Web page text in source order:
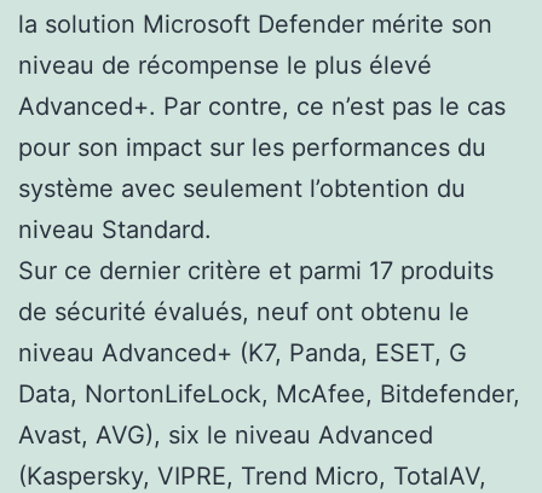
la solution Microsoft Defender mérite son
niveau de récompense le plus élevé
Advanced+. Par contre, ce n’est pas le cas
pour son impact sur les performances du
système avec seulement l’obtention du
niveau Standard.
Sur ce dernier critère et parmi 17 produits
de sécurité évalués, neuf ont obtenu le
niveau Advanced+ (K7, Panda, ESET, G
Data, NortonLifeLock, McAfee, Bitdefender,
Avast, AVG), six le niveau Advanced
(Kaspersky, VIPRE, Trend Micro, TotalAV,